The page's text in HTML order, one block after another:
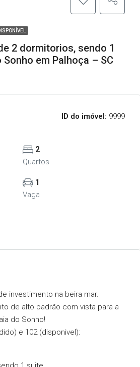
2 dormitorios, sendo 1
em Palhoça – SC
ID do imóvel: 9999
2
Quartos
1
Vaga
investimento na beira mar.
de alto padrão com vista para a
do Sonho!
e 102 (disponivel):